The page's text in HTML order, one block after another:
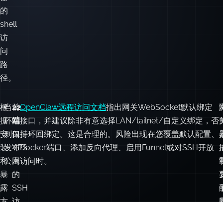
您
机
器
的
shell
访
径。
根
据
安
装
和
22
端
口
VPS
上
当前OpenClaw远程访问文档指出网关WebSocket默认绑定
环回接口，并建议除非有意选择LAN/tailnet/自定义绑定，否
则保持环回绑定。这是合理的。风险出现在您覆盖默认配置、
发布Docker端口、添加反向代理、启用Funnel或对SSH开放
公网访问时。